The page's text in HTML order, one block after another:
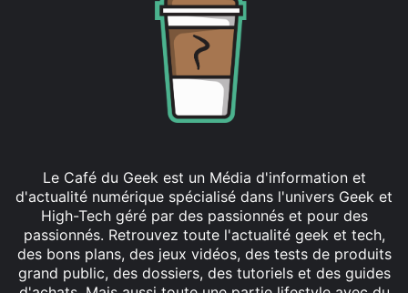
Le Café du Geek est un Média d'information et
d'actualité numérique spécialisé dans l'univers Geek et
High-Tech géré par des passionnés et pour des
passionnés. Retrouvez toute l'actualité geek et tech,
des bons plans, des jeux vidéos, des tests de produits
grand public, des dossiers, des tutoriels et des guides